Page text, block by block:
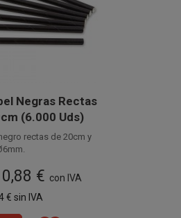
Negras Rectas
(6.000 Uds)
rectas de 20cm y
son conocidas
en cajas de 6.000
€ con IVA
€ sin IVA